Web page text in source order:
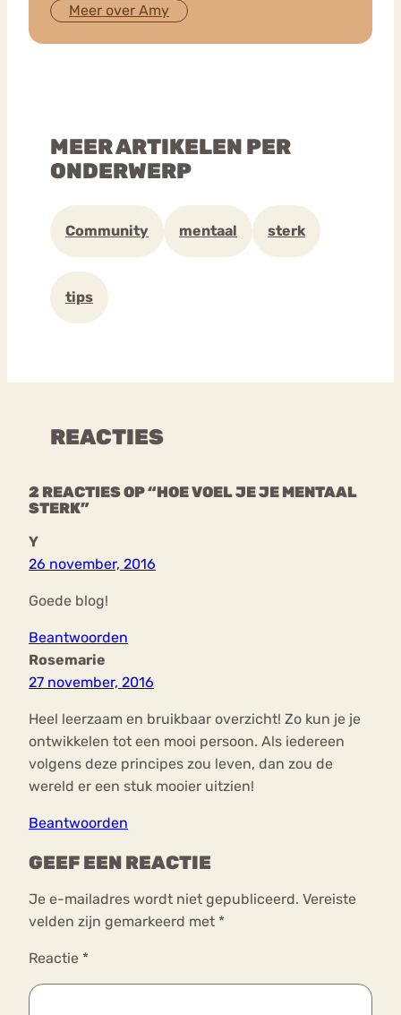
Meer over Amy
MEER ARTIKELEN PER
ONDERWERP
Community mentaal sterk
tips
REACTIES
2 REACTIES OP “HOE VOEL JE JE MENTAAL
STERK”
Y
26 november, 2016
Goede blog!
Beantwoorden
Rosemarie
27 november, 2016
Heel leerzaam en bruikbaar overzicht! Zo kun je je
ontwikkelen tot een mooi persoon. Als iedereen
volgens deze principes zou leven, dan zou de
wereld er een stuk mooier uitzien!
Beantwoorden
GEEF EEN REACTIE
Je e-mailadres wordt niet gepubliceerd. Vereiste
velden zijn gemarkeerd met *
Reactie *